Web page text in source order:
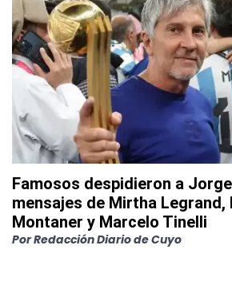
Famosos despidieron a
mensajes de Mirtha Legrand,
Montaner y Marcelo Tinelli
PorRedacción Diario de Cuyo